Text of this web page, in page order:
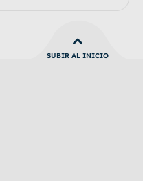
SUBIR AL INICIO